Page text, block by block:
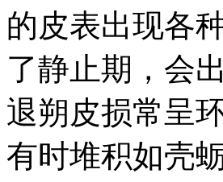
的皮表出现各
了静止期，会
退朔皮损常呈
有时堆积如壳蛎